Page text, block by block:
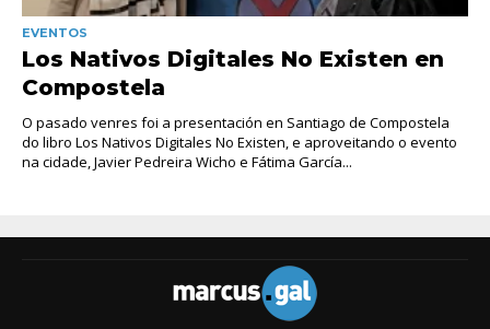
EVENTOS
Los Nativos Digitales No Existen en
Compostela
O pasado venres foi a presentación en Santiago de Compostela
do libro Los Nativos Digitales No Existen, e aproveitando o evento
na cidade, Javier Pedreira Wicho e Fátima García...